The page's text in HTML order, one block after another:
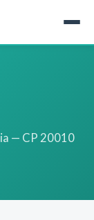
— CP 20010